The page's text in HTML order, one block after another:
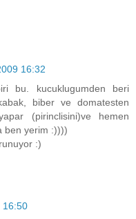
16:32
bu. kucuklugumden beri
biber ve domatesten
(pirinclisini)ve hemen
ben yerim :))))
:)
16:50